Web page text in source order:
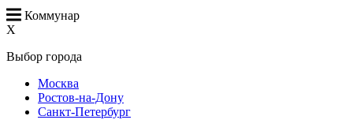
Коммунар
X
Выбор города
Москва
Ростов-на-Дону
Санкт-Петербург